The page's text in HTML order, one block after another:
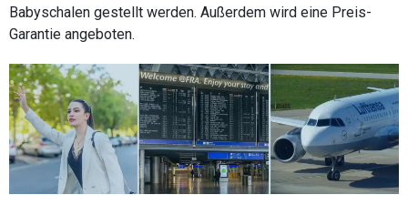
Babyschalen gestellt werden. Außerdem wird eine Preis-
Garantie angeboten.